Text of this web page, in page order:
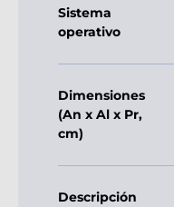
Sistema
operativo
Dimensiones
(An x Al x Pr,
cm)
Descripción